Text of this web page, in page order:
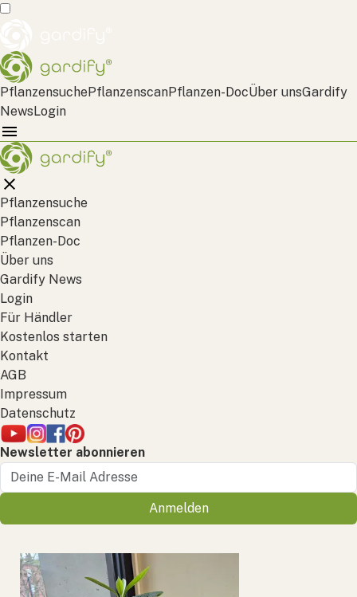
PflanzensuchePflanzenscanPflanzen-DocÜber unsGardify
NewsLogin
Pflanzensuche
Pflanzenscan
Pflanzen-Doc
Über uns
Gardify News
Login
Für Händler
Kostenlos starten
Kontakt
AGB
Impressum
Datenschutz
Newsletter abonnieren
Anmelden